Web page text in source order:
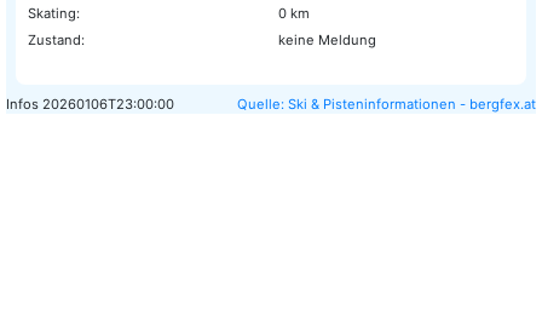
Skating:
0 km
Zustand:
keine Meldung
Infos 20260106T23:00:00 Quelle: Ski & Pisteninformationen - bergfex.at